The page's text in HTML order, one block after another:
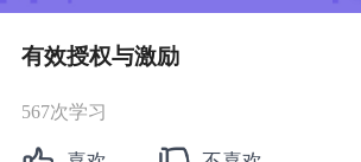
有效授权与激励
567次学习